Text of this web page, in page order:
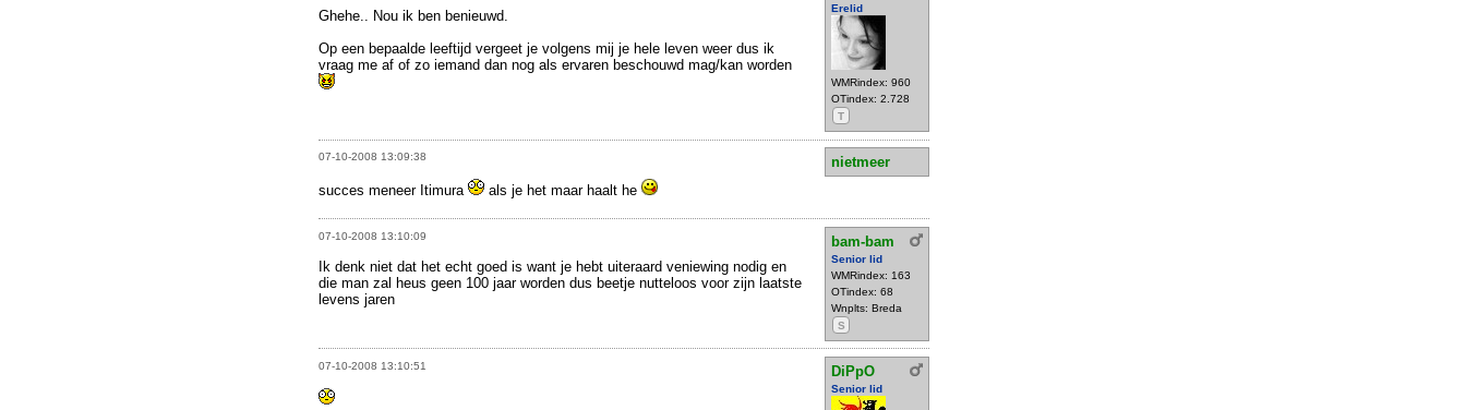
Erelid
WMRindex: 960
OTindex: 2.728
T
Ghehe.. Nou ik ben benieuwd.
Op een bepaalde leeftijd vergeet je volgens mij je hele leven weer dus ik
vraag me af of zo iemand dan nog als ervaren beschouwd mag/kan worden
07-10-2008 13:09:38
nietmeer
succes meneer Itimura
als je het maar haalt he
07-10-2008 13:10:09 bam-bam
Senior lid
WMRindex: 163
OTindex: 68
Wnplts: Breda
S
Ik denk niet dat het echt goed is want je hebt uiteraard veniewing nodig en
die man zal heus geen 100 jaar worden dus beetje nutteloos voor zijn laatste
levens jaren
07-10-2008 13:10:51 DiPpO
Senior lid